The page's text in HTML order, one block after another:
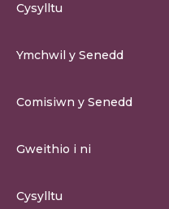
Cysylltu
Cysylltu â Senedd Cymru
Ymchwil y Senedd
Comisiwn y Senedd
Fframwaith Llywodraethu
Gweithio i ni
Cysylltu